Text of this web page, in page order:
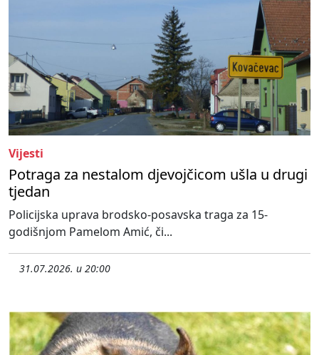
Vijesti
Potraga za nestalom djevojčicom ušla u drugi
tjedan
Policijska uprava brodsko-posavska traga za 15-
godišnjom Pamelom Amić, či...
31.07.2026. u 20:00